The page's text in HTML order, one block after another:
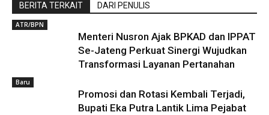
BERITA TERKAIT DARI PENULIS
ATR/BPN
Menteri Nusron Ajak BPKAD dan IPPAT
Se-Jateng Perkuat Sinergi Wujudkan
Transformasi Layanan Pertanahan
Baru
Promosi dan Rotasi Kembali Terjadi,
Bupati Eka Putra Lantik Lima Pejabat